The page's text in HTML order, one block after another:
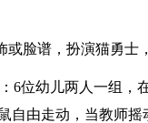
或脸谱，扮演猫勇士
6位幼儿两人一组，
自由走动，当教师